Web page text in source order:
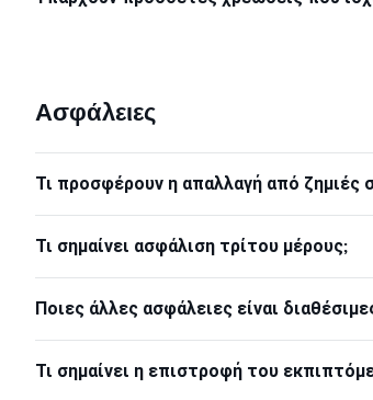
Ασφάλειες
Τι προσφέρουν η απαλλαγή από ζημιές
Τι σημαίνει ασφάλιση τρίτου μέρους;
Ποιες άλλες ασφάλειες είναι
Τι σημαίνει η επιστροφή του